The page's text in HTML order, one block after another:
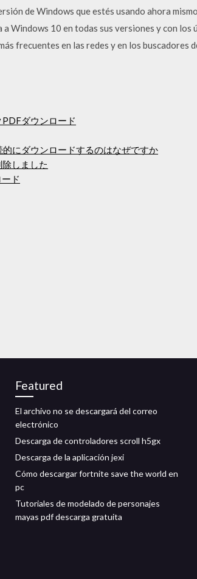
de Windows que estés usando ahora
Windows 10 en todas sus versiones y con los
frecuentes en las redes y en los buscadores
ダウンロード
にダウンロードするのはなぜですか
しました
ド
Featured
El archivo no se descargará del correo
electrónico
Descarga de controladores scroll h5gx
Descarga de la aplicación jexi
Cómo descargar fortnite save the world en
pc
Tutoriales de modelado de personajes
mayas pdf descarga gratuita